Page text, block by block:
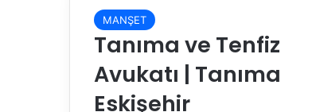
MANŞET
Tanıma ve Tenfiz
Avukatı | Tanıma
Eskişehir